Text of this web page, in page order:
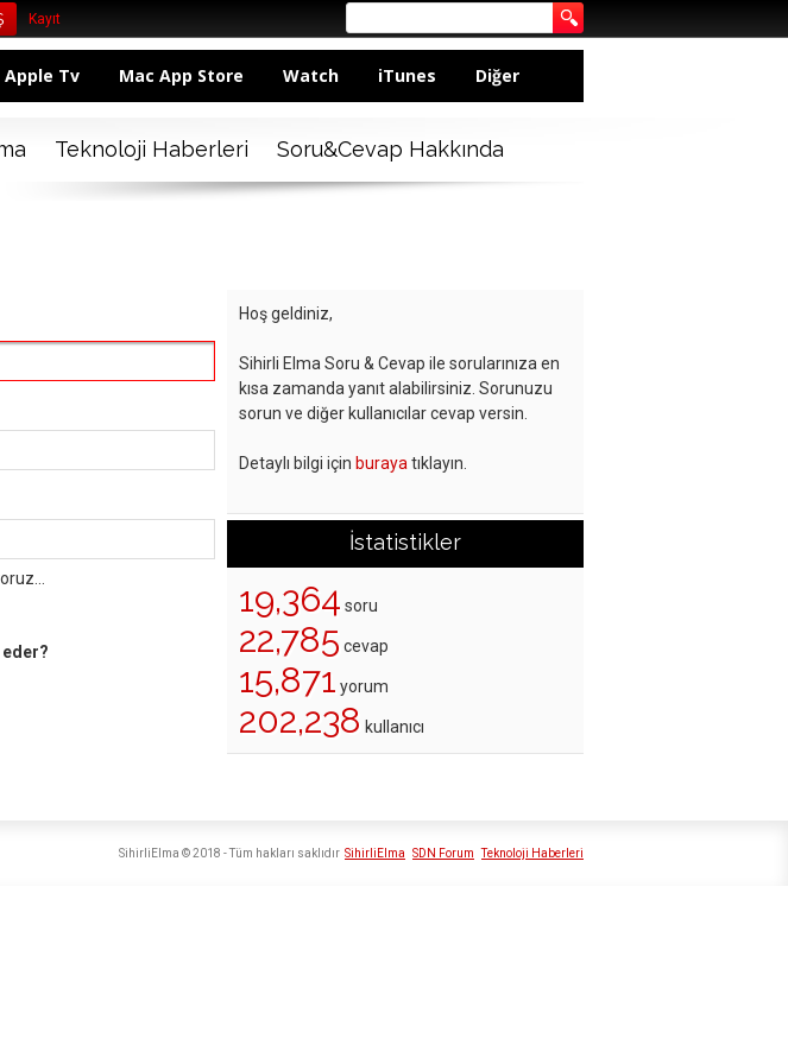
Kayıt
Apple Tv Mac App Store Watch iTunes Diğer
Teknoloji Haberleri Soru&Cevap Hakkında
Hoş geldiniz,
Sihirli Elma Soru & Cevap ile sorularınıza en
kısa zamanda yanıt alabilirsiniz. Sorunuzu
sorun ve diğer kullanıcılar cevap versin.
Detaylı bilgi için buraya tıklayın.
İstatistikler
19,364 soru
22,785 cevap
15,871 yorum
202,238 kullanıcı
SihirliElma SDN Forum Teknoloji Haberleri
SihirliElma © 2018 - Tüm hakları saklıdır